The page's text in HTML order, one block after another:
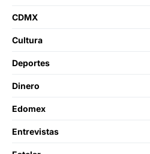
CDMX
Cultura
Deportes
Dinero
Edomex
Entrevistas